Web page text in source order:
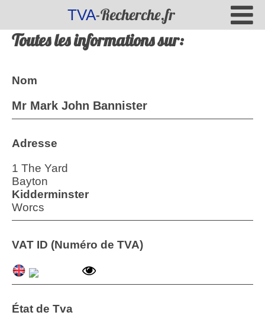
TVA-Recherche.fr
Toutes les informations sur:
Nom
Mr Mark John Bannister
Adresse
1 The Yard
Bayton
Kidderminster
Worcs
VAT ID (Numéro de TVA)
État de Tva